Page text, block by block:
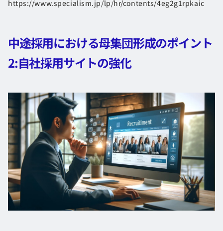
https://www.specialism.jp/lp/hr/contents/4eg2g1rpkaic
中途採用における母集団形成のポイント
2:自社採用サイトの強化